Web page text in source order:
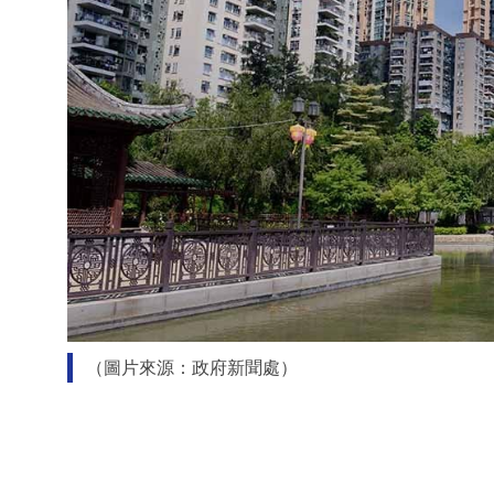
（圖片來源：政府新聞處）